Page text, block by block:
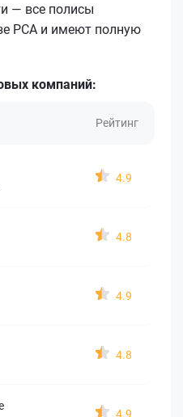
— все полисы
РСА и имеют полную
компаний:
Рейтинг
4.9
4.8
4.9
4.8
4.9